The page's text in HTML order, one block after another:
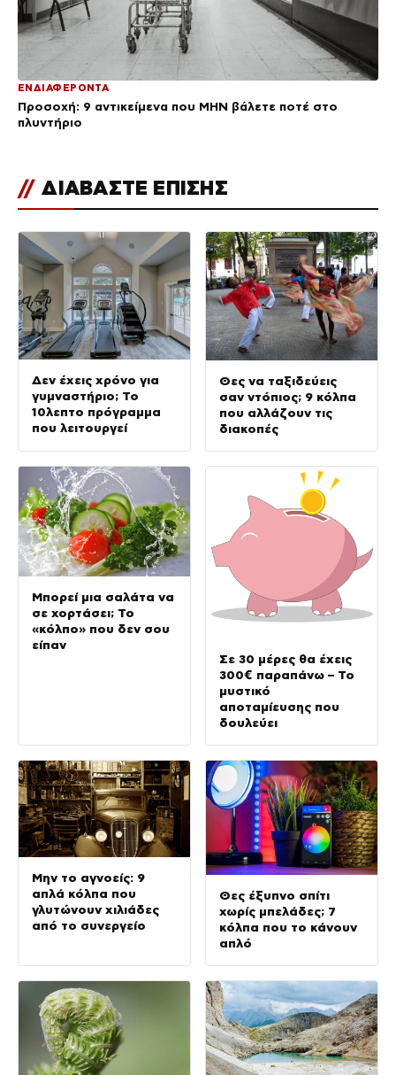
ΕΝΔΙΑΦΕΡΟΝΤΑ
Προσοχή: 9 αντικείμενα που ΜΗΝ βάλετε ποτέ στο
πλυντήριο
// ΔΙΑΒΑΣΤΕ ΕΠΙΣΗΣ
Δεν έχεις χρόνο για
γυμναστήριο; Το
10λεπτο πρόγραμμα
που λειτουργεί
Θες να ταξιδεύεις
σαν ντόπιος; 9 κόλπα
που αλλάζουν τις
διακοπές
Μπορεί μια σαλάτα να
σε χορτάσει; Το
«κόλπο» που δεν σου
είπαν
Σε 30 μέρες θα έχεις
300€ παραπάνω – Το
μυστικό
αποταμίευσης που
δουλεύει
Μην το αγνοείς: 9
απλά κόλπα που
γλυτώνουν χιλιάδες
από το συνεργείο
Θες έξυπνο σπίτι
χωρίς μπελάδες; 7
κόλπα που το κάνουν
απλό